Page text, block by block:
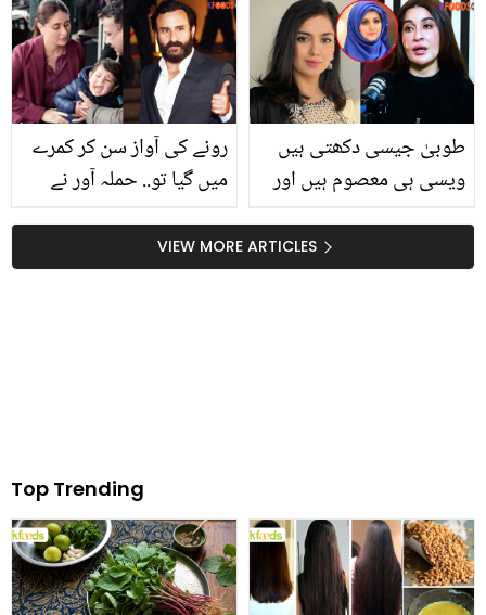
مریضوں کو اس کے
استعمال کا مشورہ کیوں
دیتے ہیں
رونے کی آواز سن کر کمرے
میں گیا تو.. حملہ آور نے
مارا؟ اسپتال سے واپسی پر
پہلا بیان
طوبیٰ جیسی دکھتی ہیں
ویسی ہی معصوم ہیں اور
نے طوبیٰ انور کی حمایت
میں سوال پوچھنے والے کو
VIEW MORE ARTICLES
Top Trending